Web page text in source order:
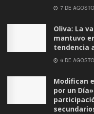
7 DE
Oliva: La
mantuvo
tendencia
6 DE
Modifican
por un